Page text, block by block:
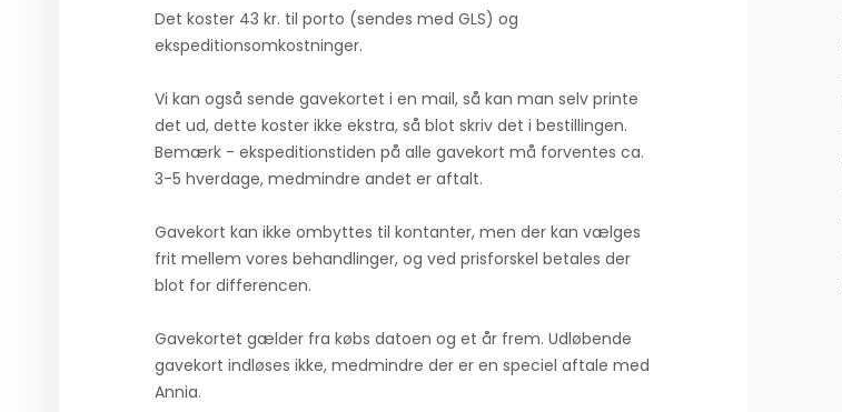
Det koster 43 kr. til porto (sendes med GLS) og
ekspeditionsomkostninger.
Vi kan også sende gavekortet i en mail, så kan man selv printe
det ud, dette koster ikke ekstra, så blot skriv det i bestillingen.
Bemærk - ekspeditionstiden på alle gavekort må forventes ca.
3-5 hverdage, medmindre andet er aftalt.
Gavekort kan ikke ombyttes til kontanter, men der kan vælges
frit mellem vores behandlinger, og ved prisforskel betales der
blot for differencen.
Gavekortet gælder fra købs datoen og et år frem. Udløbende
gavekort indløses ikke, medmindre der er en speciel aftale med
Annia.​​